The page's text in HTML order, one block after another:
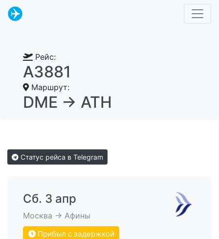
Рейс:
A3881
Маршрут:
DME → ATH
Статус рейса в Telegram
Сб. 3 апр
Москва → Афины
Прибыл с задержкой